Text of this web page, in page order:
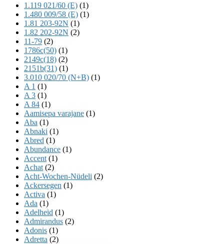
1.119 021/60 (E) (1)
1.480 009/58 (E) (1)
1.81 203-92N (1)
1.82 202-92N (2)
11-79 (2)
1786c(50) (1)
2149c(18) (2)
2151b(31) (1)
3.010 020/70 (N+B) (1)
A 1 (1)
A 3 (1)
A 84 (1)
Aamisepa varajane (1)
Aba (1)
Abnaki (1)
Abred (1)
Abundance (1)
Accent (1)
Achat (2)
Acht-Wochen-Nüdeli (2)
Ackersegen (1)
Activa (1)
Ada (1)
Adelheid (1)
Admirandus (2)
Adonis (1)
Adretta (2)